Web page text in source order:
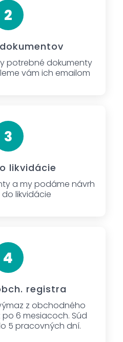
potrebné dokumenty
vám ich emailom
likvidácie
a my podáme návrh
likvidácie
registra
z obchodného
6 mesiacoch. Súd
5 pracovných dní.